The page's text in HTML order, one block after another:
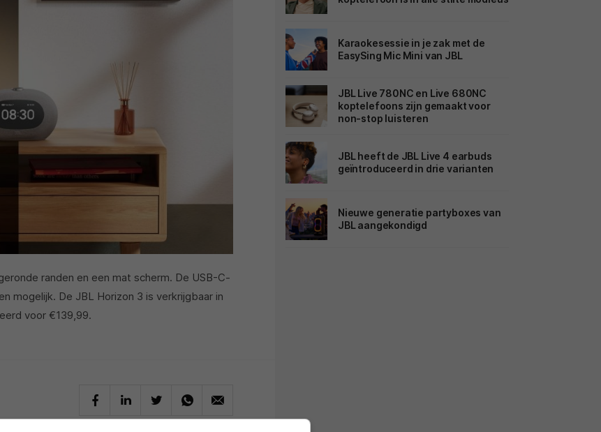
randen en een mat scherm. De USB-C-
mogelijk. De JBL Horizon 3 is verkrijgbaar in
voor €139,99.
Karaokesessie in je zak met de
EasySing Mic Mini van JBL
JBL Live 780NC en Live 680NC
koptelefoons zijn gemaakt voor
non-stop luisteren
JBL heeft de JBL Live 4 earbuds
geïntroduceerd in drie varianten
Nieuwe generatie partyboxes van
JBL aangekondigd